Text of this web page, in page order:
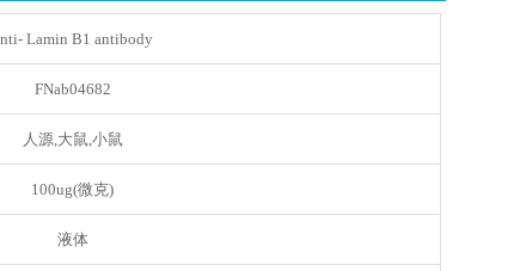
Lamin B1 antibody
FNab04682
人源,大鼠,小鼠
100ug(微克)
液体